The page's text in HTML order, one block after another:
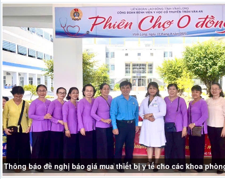
Thông báo đề nghị báo giá mua thiết bị y tế cho các khoa
THÔNG BÁO NGHĨ LỄ GIỖ TỔ HÙNG VƯƠNG